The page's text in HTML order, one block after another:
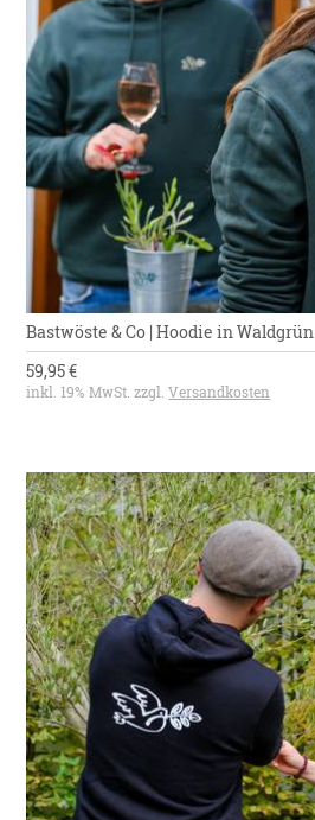
Bastwöste & Co | Hoodie in Waldgrün
59,95 €
inkl. 19% MwSt. zzgl.Versandkosten